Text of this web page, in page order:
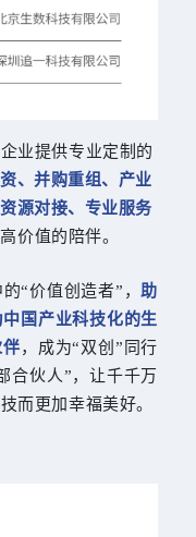
业提供专业定制的
、并购重组、产业
源对接、专业服务
价值的陪伴。
“价值创造者”，助
国产业科技化的生
，成为“双创”同行
合伙人”，让千千万
而更加幸福美好。